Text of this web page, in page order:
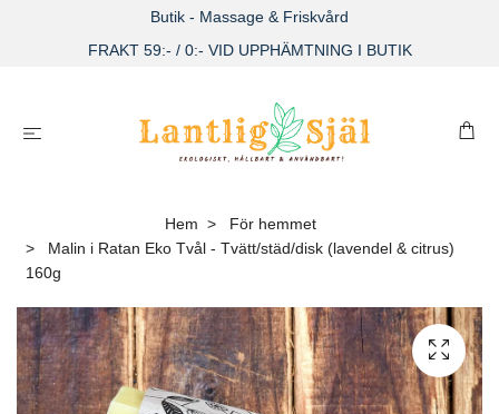
Butik - Massage & Friskvård
FRAKT 59:- / 0:- VID UPPHÄMTNING I BUTIK
Hem
För hemmet
Malin i Ratan Eko Tvål - Tvätt/städ/disk (lavendel & citrus)
160g